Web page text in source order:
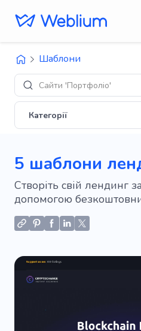
Шаблони
Сайти 'Портфоліо'
Категорії
5 шаблони
Створіть свій лендинг
допомогою